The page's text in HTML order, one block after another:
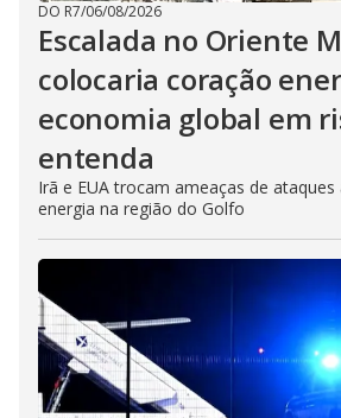
DO R7/06/08/2026
Escalada no Oriente
colocaria coração
economia global em
entenda
Irã e EUA trocam ameaças de
energia na região do Golfo